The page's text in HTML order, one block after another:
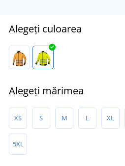
Alegeți culoarea
Alegeți mărimea
XS S M L XL
5XL